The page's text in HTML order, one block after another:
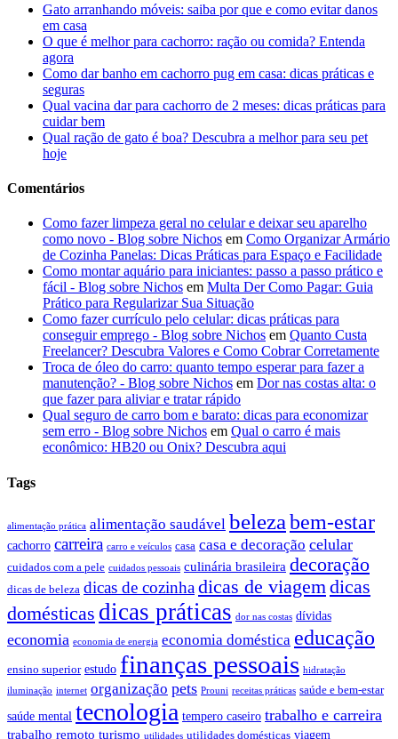
Gato arranhando móveis: saiba por que e como evitar danos
em casa
O que é melhor para cachorro: ração ou comida? Entenda
agora
Como dar banho em cachorro pug em casa: dicas práticas e
seguras
Qual vacina dar para cachorro de 2 meses: dicas práticas para
cuidar bem
Qual ração de gato é boa? Descubra a melhor para seu pet
hoje
Comentários
Como fazer limpeza geral no celular e deixar seu aparelho
como novo - Blog sobre Nichos em Como Organizar Armário
de Cozinha Panelas: Dicas Práticas para Espaço e Facilidade
Como montar aquário para iniciantes: passo a passo prático e
fácil - Blog sobre Nichos em Multa Der Como Pagar: Guia
Prático para Regularizar Sua Situação
Como fazer currículo pelo celular: dicas práticas para
conseguir emprego - Blog sobre Nichos em Quanto Custa
Freelancer? Descubra Valores e Como Cobrar Corretamente
Troca de óleo do carro: quanto tempo esperar para fazer a
manutenção? - Blog sobre Nichos em Dor nas costas alta: o
que fazer para aliviar e tratar rápido
Qual seguro de carro bom e barato: dicas para economizar
sem erro - Blog sobre Nichos em Qual o carro é mais
econômico: HB20 ou Onix? Descubra aqui
Tags
alimentação prática alimentação saudável belezabem-estar
cachorro carreira carro e veículos casa casa e decoração celular
cuidados com a pele cuidados pessoais culinária brasileira decoração
dicas de beleza dicas de cozinhadicas de viagemdicas
domésticas dicas práticas dor nas costas dívidas
economia economia de energia economia doméstica educação
ensino superior estudo finanças pessoais hidratação
iluminação internet organização pets Prouni receitas práticas saúde e bem-estar
saúde mental tecnologia tempero caseiro trabalho e carreira
trabalho remoto turismo utilidades utilidades domésticas viagem